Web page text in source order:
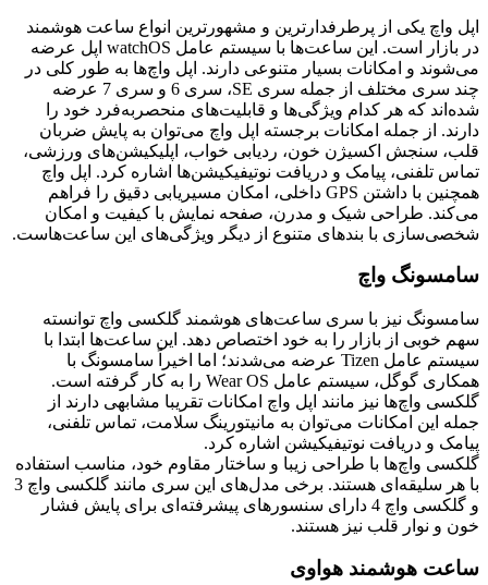
اپل واچ یکی از پرطرفدارترین و مشهورترین انواع ساعت هوشمند
در بازار است. این ساعت‌ها با سیستم عامل watchOS اپل عرضه
می‌شوند و امکانات بسیار متنوعی دارند. اپل واچ‌ها به طور کلی در
چند سری مختلف از جمله سری SE، سری 6 و سری 7 عرضه
شده‌اند که هر کدام ویژگی‌ها و قابلیت‌های منحصربه‌فرد خود را
دارند. از جمله امکانات برجسته اپل واچ می‌توان به پایش ضربان
قلب، سنجش اکسیژن خون، ردیابی خواب، اپلیکیشن‌های ورزشی،
تماس تلفنی، پیامک و دریافت نوتیفیکیشن‌ها اشاره کرد. اپل واچ
همچنین با داشتن GPS داخلی، امکان مسیریابی دقیق را فراهم
می‌کند. طراحی شیک و مدرن، صفحه نمایش با کیفیت و امکان
شخصی‌سازی با بندهای متنوع از دیگر ویژگی‌های این ساعت‌هاست.
سامسونگ واچ
سامسونگ نیز با سری ساعت‌های هوشمند گلکسی واچ توانسته
سهم خوبی از بازار را به خود اختصاص دهد. این ساعت‌ها ابتدا با
سیستم عامل Tizen عرضه می‌شدند؛ اما اخیراً سامسونگ با
همکاری گوگل، سیستم عامل Wear OS را به کار گرفته است.
گلکسی واچ‌ها نیز مانند اپل واچ امکانات تقریبا مشابهی دارند از
جمله این امکانات می‌توان به مانیتورینگ سلامت، تماس تلفنی،
پیامک و دریافت نوتیفیکیشن اشاره کرد.
گلکسی واچ‌ها با طراحی زیبا و ساختار مقاوم خود، مناسب استفاده
با هر سلیقه‌ای هستند. برخی مدل‌های این سری مانند گلکسی واچ 3
و گلکسی واچ 4 دارای سنسورهای پیشرفته‌ای برای پایش فشار
خون و نوار قلب نیز هستند.
ساعت هوشمند هواوی